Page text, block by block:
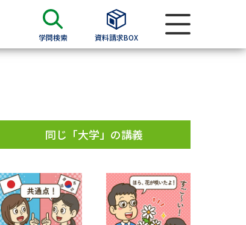
学問検索 資料請求BOX
過去問題集
同じ「大学」の講義